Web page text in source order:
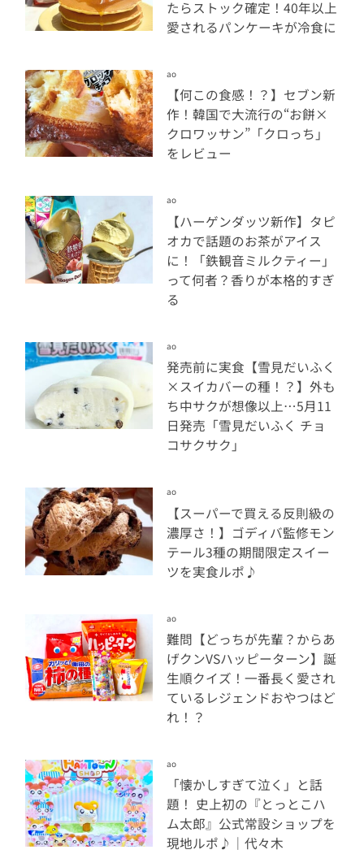
たらストック確定！40年以上
愛されるパンケーキが冷食に
ao
【何この食感！？】セブン新
作！韓国で大流行の“お餅×
クロワッサン”「クロっち」
をレビュー
ao
【ハーゲンダッツ新作】タピ
オカで話題のお茶がアイス
に！「鉄観音ミルクティー」
って何者？香りが本格的すぎ
る
ao
発売前に実食【雪見だいふく
×スイカバーの種！？】外も
ち中サクが想像以上…5月11
日発売「雪見だいふく チョ
コサクサク」
ao
【スーパーで買える反則級の
濃厚さ！】ゴディバ監修モン
テール3種の期間限定スイー
ツを実食ルポ♪
ao
難問【どっちが先輩？からあ
げクンVSハッピーターン】誕
生順クイズ！一番長く愛され
ているレジェンドおやつはど
れ！？
ao
「懐かしすぎて泣く」と話
題！ 史上初の『とっとこハ
ム太郎』公式常設ショップを
現地ルポ♪｜代々木